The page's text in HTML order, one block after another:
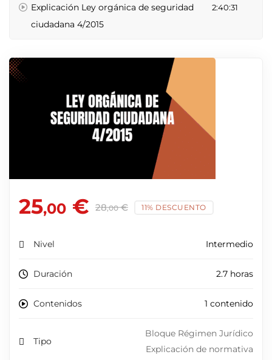
Explicación Ley orgánica de seguridad
ciudadana 4/2015
2:40:31
25,00 € 28,00 € 11% DESCUENTO
Nivel Intermedio
Duración 2.7 horas
Contenidos 1 contenido
Tipo
Bloque Régimen Jurídico
Explicación de normativa